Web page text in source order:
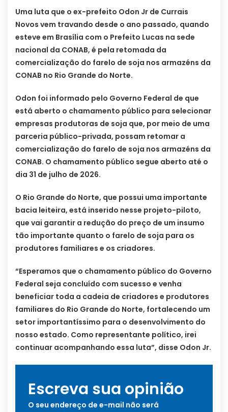
Uma luta que o ex-prefeito Odon Jr de Currais
Novos vem travando desde o ano passado, quando
esteve em Brasília com o Prefeito Lucas na sede
nacional da CONAB, é pela retomada da
comercialização do farelo de soja nos armazéns da
CONAB no Rio Grande do Norte.
Odon foi informado pelo Governo Federal de que
está aberto o chamamento público para selecionar
empresas produtoras de soja que, por meio de uma
parceria público-privada, possam retomar a
comercialização do farelo de soja nos armazéns da
CONAB. O chamamento público segue aberto até o
dia 31 de julho de 2026.
O Rio Grande do Norte, que possui uma importante
bacia leiteira, está inserido nesse projeto-piloto,
que vai garantir a redução do preço de um insumo
tão importante quanto o farelo de soja para os
produtores familiares e os criadores.
“Esperamos que o chamamento público do Governo
Federal seja concluído com sucesso e venha
beneficiar toda a cadeia de criadores e produtores
familiares do Rio Grande do Norte, fortalecendo um
setor importantíssimo para o desenvolvimento do
nosso estado. Como representante político, irei
continuar acompanhando essa luta”, disse Odon Jr.
Escreva sua opinião
O seu endereço de e-mail não será